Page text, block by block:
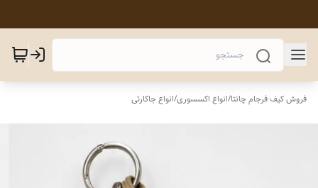
فروش کیف فرجام چانتا/انواع اکسسوری/انواع جاکارتی